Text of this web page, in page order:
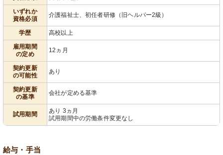
いずれか
資格必須
介護福祉士、初任者研修（旧ヘルパー2級）
学歴
高校以上
雇用期間
の定め
12ヵ月
契約更新
の可能性
あり
契約更新
の基準
会社が定める基準
試用期間
あり 3ヵ月
試用期間中の労働条件変更なし
給与・手当